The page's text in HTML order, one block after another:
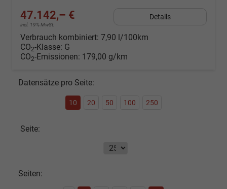
47.142,– €
incl. 19% MwSt.
Details
Verbrauch kombiniert: 7,90 l/100km
CO2-Klasse: G
CO2-Emissionen: 179,00 g/km
Datensätze pro Seite:
10 20 50 100 250
Seite:
Seiten: